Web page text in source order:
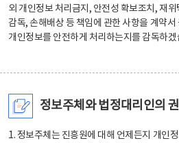
외 개인정보 처리금지, 안전성 확보조치, 재위
감독, 손해배상 등 책임에 관한 사항을 계약
개인정보를 안전하게 처리하는지를 감독하겠
정보주체와 법정대리인의
1. 정보주체는 진흥원에 대해 언제든지 개인